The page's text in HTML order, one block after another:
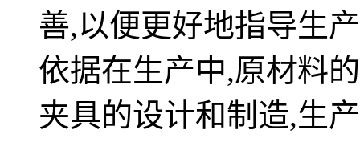
善,以便更好地指导生
依据在生产中,原材料
夹具的设计和制造,生